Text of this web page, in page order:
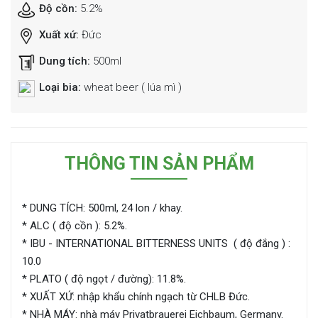
Độ cồn: 5.2%
Xuất xứ: Đức
Dung tích: 500ml
Loại bia: wheat beer ( lúa mì )
THÔNG TIN SẢN PHẨM
* DUNG TÍCH: 500ml, 24 lon / khay.
* ALC ( độ cồn ): 5.2%.
* IBU - INTERNATIONAL BITTERNESS UNITS ( độ đắng ) :
10.0
* PLATO ( độ ngọt / đường): 11.8%.
* XUẤT XỨ: nhập khẩu chính ngạch từ CHLB Đức.
* NHÀ MÁY: nhà máy Privatbrauerei Eichbaum, Germany.